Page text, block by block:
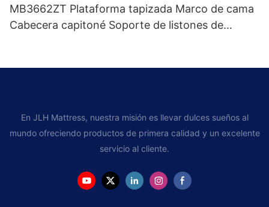
MB3662ZT Plataforma tapizada Marco de cama
Cabecera capitoné Soporte de listones de
En JLH Mattress, nuestra misión es llevar dulces sueños al
mundo ofreciendo productos de primera calidad y un excelente
servicio al cliente.